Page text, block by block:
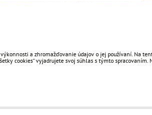
a zhromažďovanie údajov o jej používaní. Na
cookies“ vyjadrujete svoj súhlas s týmto